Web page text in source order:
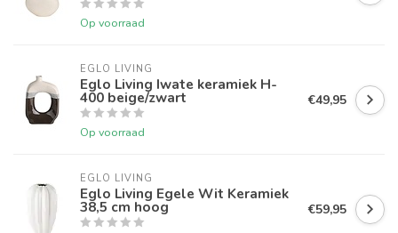
Op voorraad
EGLO LIVING
Eglo Living Iwate keramiek H-
400 beige/zwart
Op voorraad
€49,95
EGLO LIVING
Eglo Living Egele Wit Keramiek
38,5 cm hoog €59,95